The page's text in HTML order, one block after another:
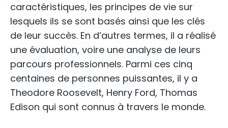
caractéristiques, les principes de vie sur
lesquels ils se sont basés ainsi que les clés
de leur succès. En d’autres termes, il a réalisé
une évaluation, voire une analyse de leurs
parcours professionnels. Parmi ces cinq
centaines de personnes puissantes, il y a
Theodore Roosevelt, Henry Ford, Thomas
Edison qui sont connus à travers le monde.